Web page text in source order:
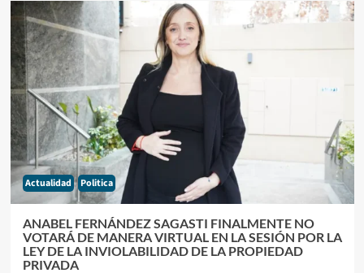
Actualidad Politica
ANABEL FERNÁNDEZ SAGASTI FINALMENTE NO
VOTARÁ DE MANERA VIRTUAL EN LA SESIÓN POR LA
LEY DE LA INVIOLABILIDAD DE LA PROPIEDAD
PRIVADA